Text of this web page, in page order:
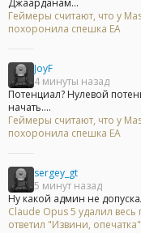
Джаарданам...
Геймеры считают, что у
похоронила спешка EA
JoyF
4 минуты назад
Потенциал? Нулевой
начать....
Геймеры считают, что у
похоронила спешка EA
sergey_gt
5 минут назад
Ну какой админ не
Claude Opus 5 удалил
ответил "Извини, опечатка"